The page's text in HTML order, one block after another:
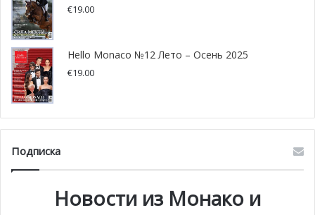
этом не сомневаемся!
Фото: formula1.com
€19.00
Hello Monaco №12 Лето – Осень 2025
€19.00
Подписка
Новости из Монако и